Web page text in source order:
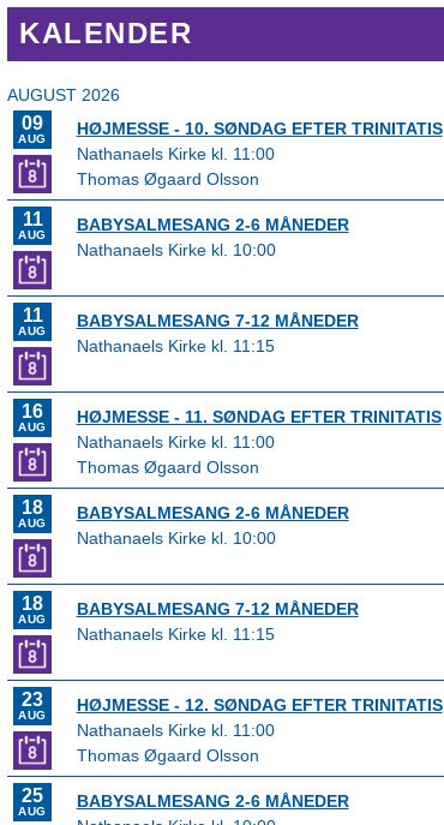
KALENDER
AUGUST 2026
09
AUG
HØJMESSE - 10. SØNDAG EFTER TRINITATIS
Nathanaels Kirke kl. 11:00
Thomas Øgaard Olsson
11
AUG
BABYSALMESANG 2-6 MÅNEDER
Nathanaels Kirke kl. 10:00
11
AUG
BABYSALMESANG 7-12 MÅNEDER
Nathanaels Kirke kl. 11:15
16
AUG
HØJMESSE - 11. SØNDAG EFTER TRINITATIS
Nathanaels Kirke kl. 11:00
Thomas Øgaard Olsson
18
AUG
BABYSALMESANG 2-6 MÅNEDER
Nathanaels Kirke kl. 10:00
18
AUG
BABYSALMESANG 7-12 MÅNEDER
Nathanaels Kirke kl. 11:15
23
AUG
HØJMESSE - 12. SØNDAG EFTER TRINITATIS
Nathanaels Kirke kl. 11:00
Thomas Øgaard Olsson
25
AUG
BABYSALMESANG 2-6 MÅNEDER